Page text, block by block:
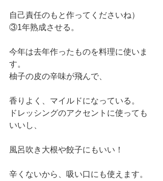
自己責任のもと作ってくださいね）
③1年熟成させる。
今年は去年作ったものを料理に使いま
す。
柚子の皮の辛味が飛んで、
香りよく、マイルドになっている。
ドレッシングのアクセントに使っても
いいし、
風呂吹き大根や餃子にもいい！
辛くないから、吸い口にも使えます。